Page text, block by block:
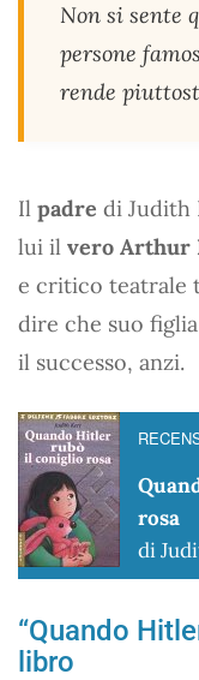
Non si sente
persone
rende
Il padre di Judith
lui il vero Arthur
e critico teatrale
dire che suo
il successo, anzi.
rosa
di
“Quando
libro